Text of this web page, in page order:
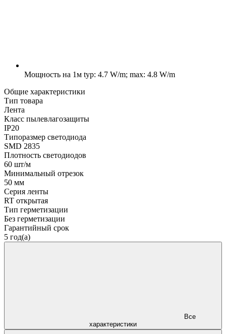
Мощность на 1м typ: 4.7 W/m; max: 4.8 W/m
Общие характеристики
Тип товара
Лента
Класс пылевлагозащиты
IP20
Типоразмер светодиода
SMD 2835
Плотность светодиодов
60 шт/м
Минимальный отрезок
50 мм
Серия ленты
RT открытая
Тип герметизации
Без герметизации
Гарантийный срок
5 год(а)
характеристики